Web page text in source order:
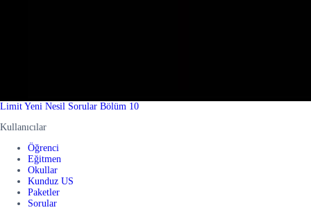
Limit Yeni Nesil Sorular Bölüm 10
Kullanıcılar
Öğrenci
Eğitmen
Okullar
Kunduz US
Paketler
Sorular